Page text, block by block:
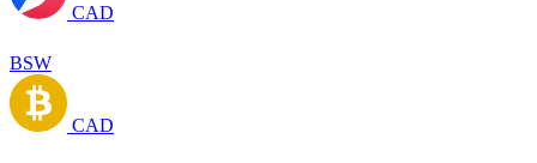
CAD
BSW
CAD